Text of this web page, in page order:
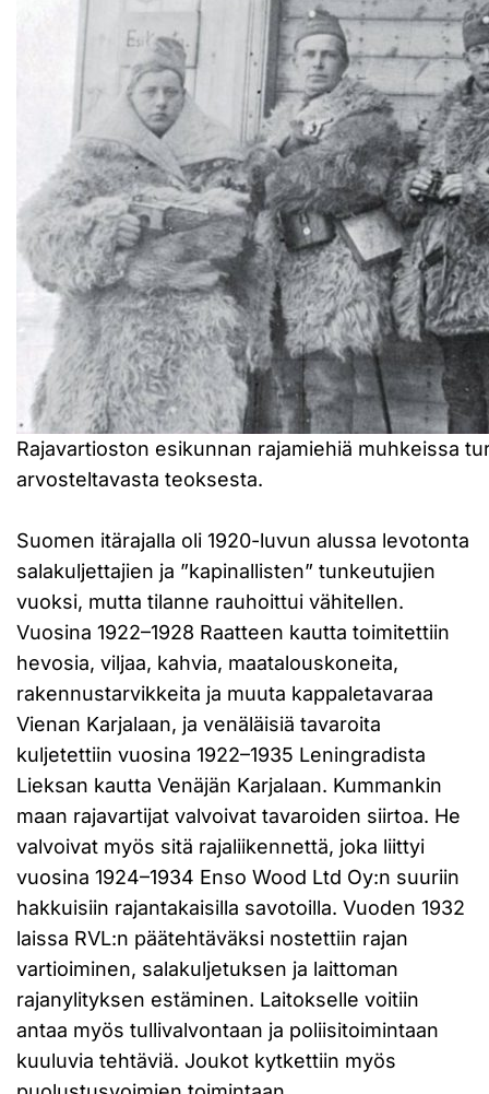
Rajavartioston esikunnan rajamiehiä muhkeissa
arvosteltavasta teoksesta.
Suomen itärajalla oli 1920-luvun alussa levotonta
salakuljettajien ja ”kapinallisten” tunkeutujien
vuoksi, mutta tilanne rauhoittui vähitellen.
Vuosina 1922–1928 Raatteen kautta toimitettiin
hevosia, viljaa, kahvia, maatalouskoneita,
rakennustarvikkeita ja muuta kappaletavaraa
Vienan Karjalaan, ja venäläisiä tavaroita
kuljetettiin vuosina 1922–1935 Leningradista
Lieksan kautta Venäjän Karjalaan. Kummankin
maan rajavartijat valvoivat tavaroiden siirtoa. He
valvoivat myös sitä rajaliikennettä, joka liittyi
vuosina 1924–1934 Enso Wood Ltd Oy:n suuriin
hakkuisiin rajantakaisilla savotoilla. Vuoden 1932
laissa RVL:n päätehtäväksi nostettiin rajan
vartioiminen, salakuljetuksen ja laittoman
rajanylityksen estäminen. Laitokselle voitiin
antaa myös tullivalvontaan ja poliisitoimintaan
kuuluvia tehtäviä. Joukot kytkettiin myös